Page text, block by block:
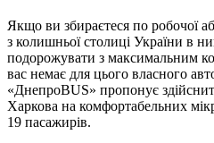
Якщо ви збираєтеся по робочої
з колишньої столиці України в
подорожувати з максимальним
вас немає для цього власного
«ДнепроBUS» пропонує
Харкова на комфортабельних
19 пасажирів.